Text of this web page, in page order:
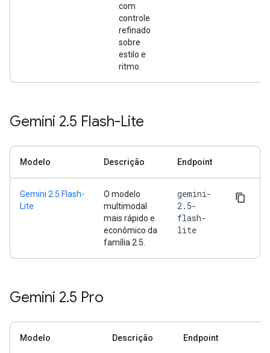
com
controle
refinado
sobre
estilo e
ritmo.
Gemini 2.5 Flash-Lite
Modelo Descrição Endpoint
Gemini 2.5 Flash-
Lite
O modelo
multimodal
mais rápido e
econômico da
família 2.5.
gemini-
2.5-
flash-
lite
Gemini 2.5 Pro
Modelo Descrição Endpoint